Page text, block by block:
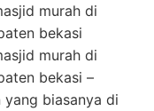
murah di
bekasi
murah di
bekasi –
biasanya di